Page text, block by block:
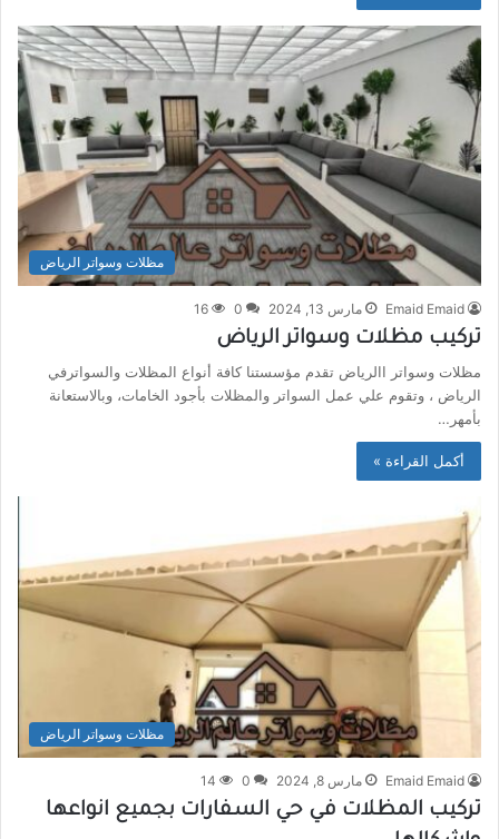
مظلات وسواتر الرياض
Emaid Emaid مارس 13, 2024 0
16
تركيب مظلات وسواتر الرياض
مظلات وسواتر االرياض تقدم مؤسستنا كافة أنواع المظلات والسواترفي
الرياض ، وتقوم علي عمل السواتر والمظلات بأجود الخامات، وبالاستعانة
بأمهر…
أكمل القراءة »
مظلات وسواتر الرياض
Emaid Emaid مارس 8, 2024 0
14
تركيب المظلات في حي السفارات بجميع انواعها